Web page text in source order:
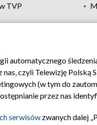
TVP
Moje zgody Pomoc
czyli Telewizję Polską
(w tym do
przez nas
serwisów zwanych dalej